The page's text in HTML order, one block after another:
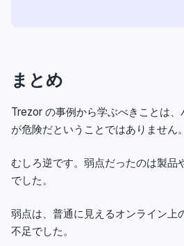
まとめ
Trezor の事例から学ぶべきことは、
が危険だということではありません。
むしろ逆です。弱点だったのは製品
でした。
弱点は、普通に見えるオンライン上
不足でした。